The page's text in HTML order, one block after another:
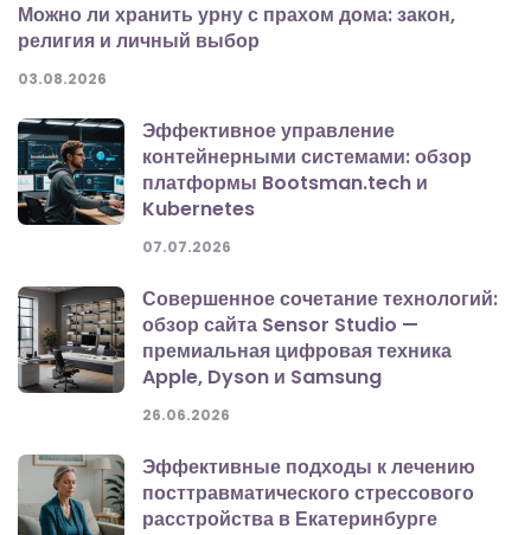
Можно ли хранить урну с прахом дома: закон,
религия и личный выбор
03.08.2026
Эффективное управление
контейнерными системами: обзор
платформы Bootsman.tech и
Kubernetes
07.07.2026
Совершенное сочетание технологий:
обзор сайта Sensor Studio —
премиальная цифровая техника
Apple, Dyson и Samsung
26.06.2026
Эффективные подходы к лечению
посттравматического стрессового
расстройства в Екатеринбурге